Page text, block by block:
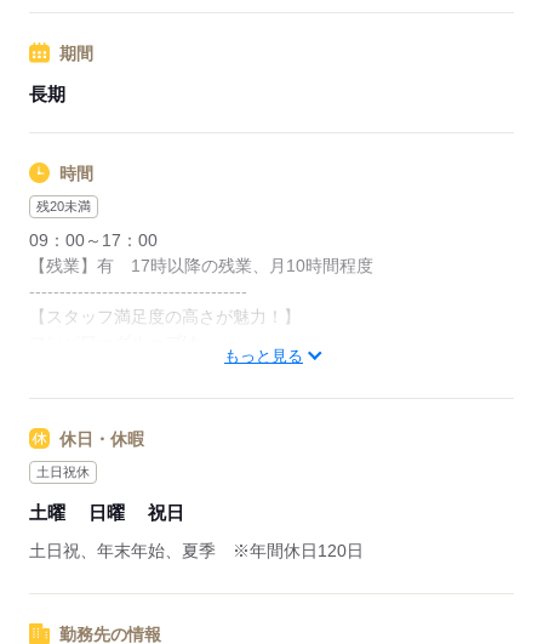
期間
長期
時間
残20未満
09：00～17：00
【残業】有 17時以降の残業、月10時間程度
------------------------------------
【スタッフ満足度の高さが魅力！】
【日本初】の人材派遣会社。
1人ひとりの求職者様に寄り添って、
ピッタリなお仕事をご紹介しているから。
ご希望の給与や勤務時間などはもちろん、
お子様のお迎えで何時までには
求職者様のライフスタイルも把握したうえで、
もっと見る
休日・休暇
土日祝休
土曜 日曜 祝日
土日祝、年末年始、夏季 ※年間休日120日
勤務先の情報